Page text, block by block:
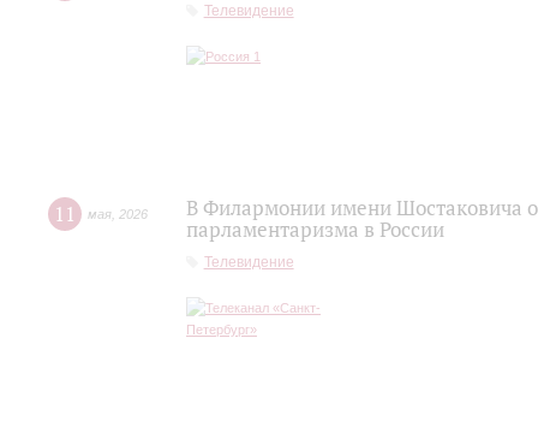
Телевидение
11 мая 2026
В Филармонии имени Шостаковича
парламентаризма в России
Телевидение